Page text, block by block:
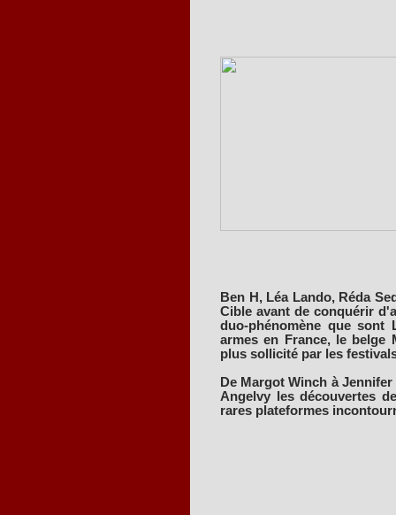
Ben H, Léa Lando, Réda
Cible avant de conquérir
duo-phénomène que
armes en France, le belge
plus sollicité par les
De Margot Winch à
Angelvy les découvertes
rares plateformes